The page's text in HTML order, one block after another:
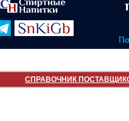
СПРАВОЧНИК